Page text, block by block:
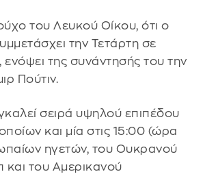
του Λευκού Οίκου, ότι ο
την Τετάρτη σε
ενόψει της συνάντησής του την
Πούτιν.
σειρά υψηλού επιπέδου
και μία στις 15:00 (ώρα
ηγετών, του Ουκρανού
και του Αμερικανού